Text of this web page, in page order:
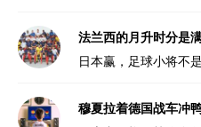
法兰西的月升时分是
日本赢，足球小将不
穆夏拉着德国战车冲